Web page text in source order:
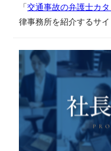
「交通事故の弁護士カ
律事務所を紹介するサイ